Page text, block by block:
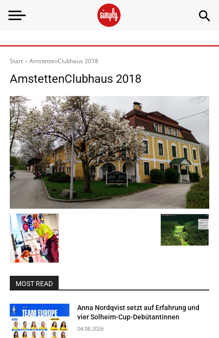
Start AmstettenClubhaus 2018
AmstettenClubhaus 2018
MOST READ
Anna Nordqvist setzt auf Erfahrung und
vier Solheim-Cup-Debütantinnen
04.08.2026